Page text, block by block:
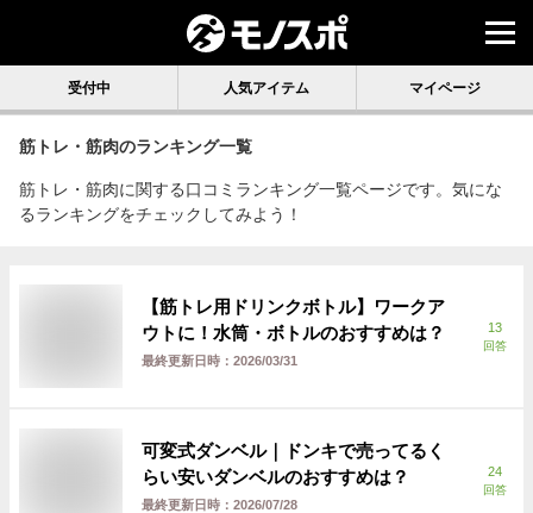
受付中 人気アイテム マイページ
筋トレ・筋肉のランキング一覧
筋トレ・筋肉に関する口コミランキング一覧ページです。気にな
るランキングをチェックしてみよう！
【筋トレ用ドリンクボトル】ワークア
ウトに！水筒・ボトルのおすすめは？
最終更新日時： 2026/03/31
13
回答
可変式ダンベル｜ドンキで売ってるく
らい安いダンベルのおすすめは？
最終更新日時： 2026/07/28
24
回答